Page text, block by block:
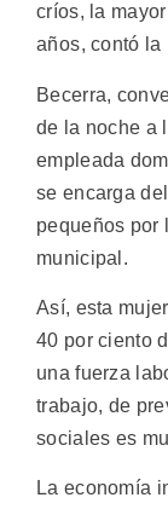
críos, la
años, contó
Becerra,
de la noche a
empleada
se encarga
pequeños por
municipal.
Así, esta
40 por ciento
una fuerza
trabajo, de
sociales es
La economía